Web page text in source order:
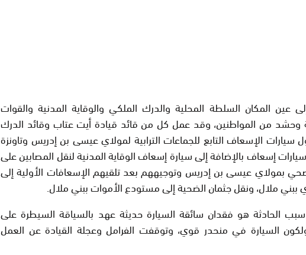
عين المكان السلطة المحلية والدرك الملكي والوقاية المدنية والقوات
وحشد من المواطنين، وقد عمل كل من قائد قيادة أيت عتاب وقائد الدرك
الإسعاف التابع للجماعات الترابية لمولاي عيسى بن إدريس وتاونزة
وتيسقي والبالغ عددها 5 سيارات إسعاف بالإضافة إلى سيارة إسعاف الوقاية المدنية لنقل المصابين على
بمولاي عيسى بن إدريس وتوجيههم بعد تلقيهم الإسعافات الأولية إلى
ببني ملال، ونقل جثمان الضحية إلى مستودع الأموات ببني ملال.
الحادثة هو فقدان سائقة السيارة حديثة عهد بالسياقة السيطرة على
السيارة في منحدر قوي، وتوقفت الفرامل وعجلة القيادة عن العمل